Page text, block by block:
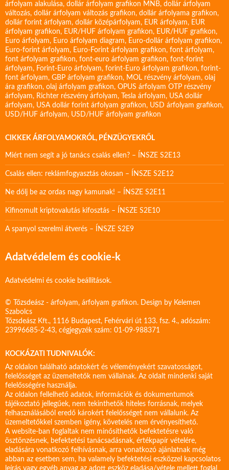
árfolyam alakulása, dollár árfolyam grafikon MNB, dollár árfolyam
változás, dollár árfolyam változás grafikon, dollár árfolyama grafikon,
dollár forint árfolyam, dollár középárfolyam, EUR árfolyam, EUR
árfolyam grafikon, EUR/HUF árfolyam grafikon, EUR/HUF grafikon,
Euro árfolyam, Euro árfolyam diagram, Euro-dollár árfolyam grafikon,
Euro-forint árfolyam, Euro-Forint árfolyam grafikon, font árfolyam,
font árfolyam grafikon, font-euro árfolyam grafikon, font-forint
árfolyam, Forint-Euro árfolyam, forint-Euro árfolyam grafikon, forint-
font árfolyam, GBP árfolyam grafikon, MOL részvény árfolyam, olaj
ára grafikon, olaj árfolyam grafikon, OPUS árfolyam OTP részvény
árfolyam, Richter részvény árfolyam, Tesla árfolyam, USA dollár
árfolyam, USA dollár forint árfolyam grafikon, USD árfolyam grafikon,
USD/HUF árfolyam, USD/HUF árfolyam grafikon
CIKKEK ÁRFOLYAMOKRÓL, PÉNZÜGYEKRŐL
Miért nem segít a jó tanács csalás ellen? – ÍNSZE S2E13
Csalás ellen: reklámfogyasztás okosan – ÍNSZE S2E12
Ne dőlj be az ordas nagy kamunak! – ÍNSZE S2E11
Kifinomult kriptovalutás kifosztás – ÍNSZE S2E10
A spanyol szerelmi átverés – ÍNSZE S2E9
Adatvédelem és cookie-k
Adatvédelmi és cookie beállítások.
© Tőzsdeász - árfolyam, árfolyam grafikon. Design by Kelemen
Szabolcs
Tőzsdeász Kft., 1116 Budapest, Fehérvári út 133. fsz. 4., adószám:
23996685-2-43, cégjegyzék szám: 01-09-988371
KOCKÁZATI TUDNIVALÓK:
Az oldalon található adatokért és véleményekért szavatosságot,
felelősséget az üzemeltetők nem vállalnak. Az oldalt mindenki saját
felelősségére használja.
Az oldalon fellelhető adatok, információk és dokumentumok
tájékoztató jellegűek, nem tekinthetők hiteles forrásnak, melyek
felhasználásából eredő károkért felelősséget nem vállalunk. Az
üzemeltetőkkel szemben igény, követelés nem érvényesíthető.
A website-ban foglaltak nem minősíthetők befektetésre való
ösztönzésnek, befektetési tanácsadásnak, értékpapír vételére,
eladására vonatkozó felhívásnak, arra vonatkozó ajánlatnak még
abban az esetben sem, ha valamely befektetési eszközzel kapcsolatos
leírás vagy egyéb anyag az adott eszköz eladása/vétele mellett foglal